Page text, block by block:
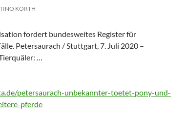
TINO KORTH
fordert bundesweites Register für
Petersaurach / Stuttgart, 7. Juli 2020 –
…
petersaurach-unbekannter-toetet-pony-und-
pferde